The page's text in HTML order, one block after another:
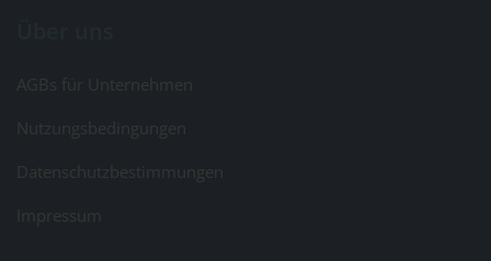
AGBs für Unternehmen
Nutzungsbedingungen
Datenschutzbestimmungen
Impressum